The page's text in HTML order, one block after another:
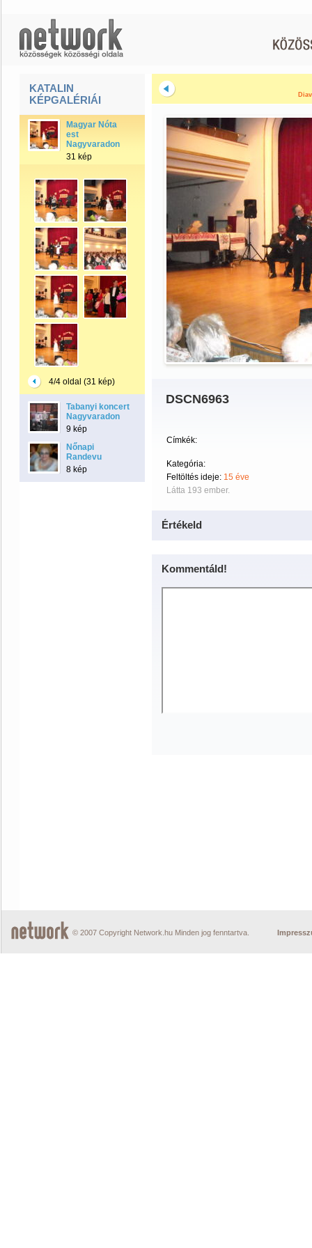
KATALIN
KÉPGALÉRIÁI
Magyar Nóta
est
Nagyvaradon
31 kép
4/4 oldal (31 kép)
Tabanyi koncert
Nagyvaradon
9 kép
Nőnapi
Randevu
8 kép
DSCN6963
Címkék:
Kategória:
Feltöltés ideje: 15 éve
Látta 193 ember.
Értékeld
Kommentáld!
© 2007 Copyright Network.hu Minden jog fenntartva.